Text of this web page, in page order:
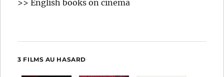
>> English books on cinema
3 FILMS AU HASARD